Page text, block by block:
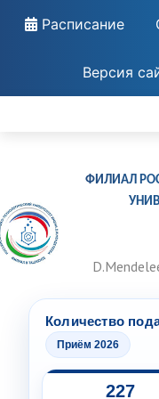
Расписание
Версия
ФИЛИАЛ
Количество
Приём 2026
227